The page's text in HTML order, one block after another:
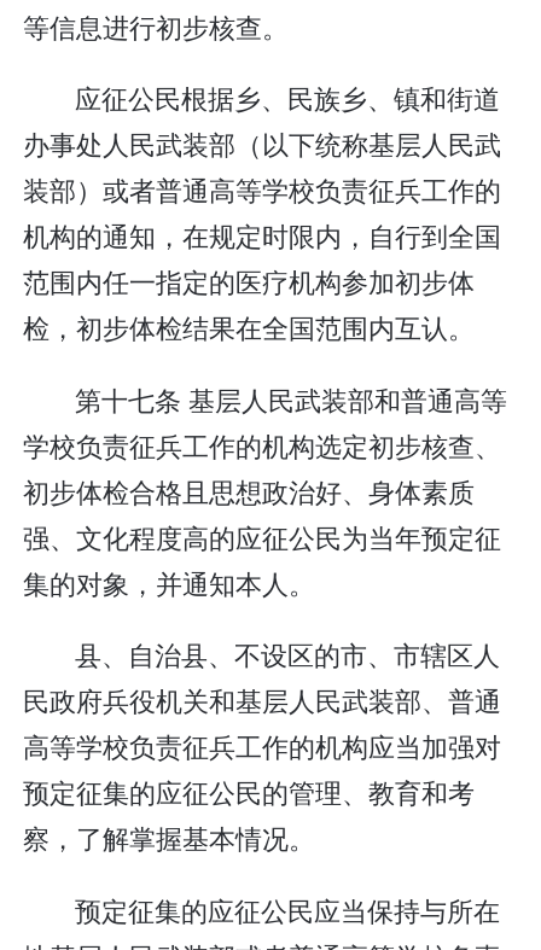
等信息进行初步核查。
应征公民根据乡、民族乡、镇和街道
办事处人民武装部（以下统称基层人民武
装部）或者普通高等学校负责征兵工作的
机构的通知，在规定时限内，自行到全国
范围内任一指定的医疗机构参加初步体
检，初步体检结果在全国范围内互认。
第十七条 基层人民武装部和普通高等
学校负责征兵工作的机构选定初步核查、
初步体检合格且思想政治好、身体素质
强、文化程度高的应征公民为当年预定征
集的对象，并通知本人。
县、自治县、不设区的市、市辖区人
民政府兵役机关和基层人民武装部、普通
高等学校负责征兵工作的机构应当加强对
预定征集的应征公民的管理、教育和考
察，了解掌握基本情况。
预定征集的应征公民应当保持与所在